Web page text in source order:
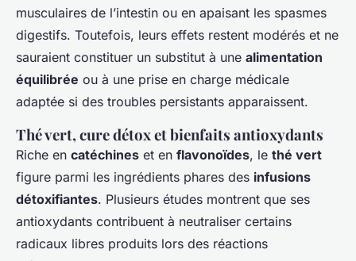
musculaires de l’intestin ou en apaisant les spasmes
digestifs. Toutefois, leurs effets restent modérés et ne
sauraient constituer un substitut à une alimentation
équilibrée ou à une prise en charge médicale
adaptée si des troubles persistants apparaissent.
Thé vert, cure détox et bienfaits antioxydants
Riche en catéchines et en flavonoïdes, le thé vert
figure parmi les ingrédients phares des infusions
détoxifiantes. Plusieurs études montrent que ses
antioxydants contribuent à neutraliser certains
radicaux libres produits lors des réactions